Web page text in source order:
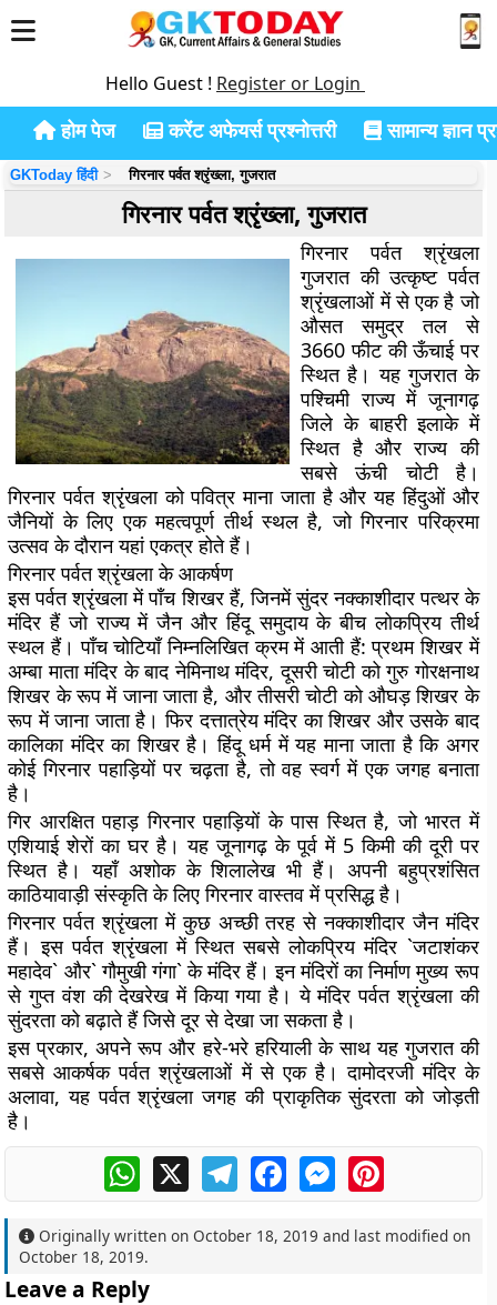
Hello Guest ! Register or Login
होम पेज करेंट अफेयर्स प्रश्नोत्तरी सामान्य ज्ञान
GKToday हिंदी गिरनार पर्वत श्रृंख्ला, गुजरात
गिरनार पर्वत श्रृंख्ला, गुजरात
गिरनार पर्वत श्रृंखला
गुजरात की उत्कृष्ट पर्वत
श्रृंखलाओं में से एक है जो
औसत समुद्र तल से
3660 फीट की ऊँचाई पर
स्थित है। यह गुजरात के
पश्चिमी राज्य में जूनागढ़
जिले के बाहरी इलाके में
स्थित है और राज्य की
सबसे ऊंची चोटी है।
गिरनार पर्वत श्रृंखला को पवित्र माना जाता है और यह हिंदुओं और
जैनियों के लिए एक महत्वपूर्ण तीर्थ स्थल है, जो गिरनार परिक्रमा
उत्सव के दौरान यहां एकत्र होते हैं।
गिरनार पर्वत श्रृंखला के आकर्षण
इस पर्वत श्रृंखला में पाँच शिखर हैं, जिनमें सुंदर नक्काशीदार पत्थर के
मंदिर हैं जो राज्य में जैन और हिंदू समुदाय के बीच लोकप्रिय तीर्थ
स्थल हैं। पाँच चोटियाँ निम्नलिखित क्रम में आती हैं: प्रथम शिखर में
अम्बा माता मंदिर के बाद नेमिनाथ मंदिर, दूसरी चोटी को गुरु गोरक्षनाथ
शिखर के रूप में जाना जाता है, और तीसरी चोटी को औघड़ शिखर के
रूप में जाना जाता है। फिर दत्तात्रेय मंदिर का शिखर और उसके बाद
कालिका मंदिर का शिखर है। हिंदू धर्म में यह माना जाता है कि अगर
कोई गिरनार पहाड़ियों पर चढ़ता है, तो वह स्वर्ग में एक जगह बनाता
है।
गिर आरक्षित पहाड़ गिरनार पहाड़ियों के पास स्थित है, जो भारत में
एशियाई शेरों का घर है। यह जूनागढ़ के पूर्व में 5 किमी की दूरी पर
स्थित है। यहाँ अशोक के शिलालेख भी हैं। अपनी बहुप्रशंसित
काठियावाड़ी संस्कृति के लिए गिरनार वास्तव में प्रसिद्ध है।
गिरनार पर्वत श्रृंखला में कुछ अच्छी तरह से नक्काशीदार जैन मंदिर
हैं। इस पर्वत श्रृंखला में स्थित सबसे लोकप्रिय मंदिर `जटाशंकर
महादेव` और` गौमुखी गंगा` के मंदिर हैं। इन मंदिरों का निर्माण मुख्य रूप
से गुप्त वंश की देखरेख में किया गया है। ये मंदिर पर्वत श्रृंखला की
सुंदरता को बढ़ाते हैं जिसे दूर से देखा जा सकता है।
इस प्रकार, अपने रूप और हरे-भरे हरियाली के साथ यह गुजरात की
सबसे आकर्षक पर्वत श्रृंखलाओं में से एक है। दामोदरजी मंदिर के
अलावा, यह पर्वत श्रृंखला जगह की प्राकृतिक सुंदरता को जोड़ती
है।
WhatsApp
X TelegramFacebookMessengerPinterest
Originally written onOctober 18, 2019 and last modified on
October 18, 2019.
Leave a Reply